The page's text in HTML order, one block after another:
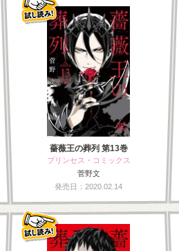
薔薇王の葬列 第13巻
プリンセス・コミックス
菅野文
発売日：2020.02.14